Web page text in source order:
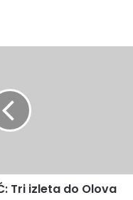
Tri izleta do Olova